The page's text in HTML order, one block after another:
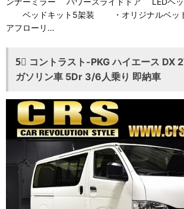
ベッドキット5架装 ・オリジナルベ
アフローリ…
5⃣ コントラスト-PKG ハイエース DX
ガソリン車 5Dr 3/6人乗り 即納車